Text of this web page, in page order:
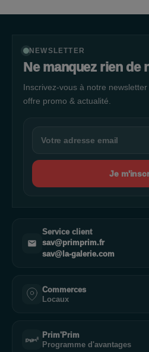
NEWSLETTER
Ne manquez rien de
Inscrivez-vous à notre
offre promo & actualité.
Je
Service client
sav@primprim.fr
sav@la-galerie.com
Commerces
Locaux
Prim'Prim
Programme d'avantages